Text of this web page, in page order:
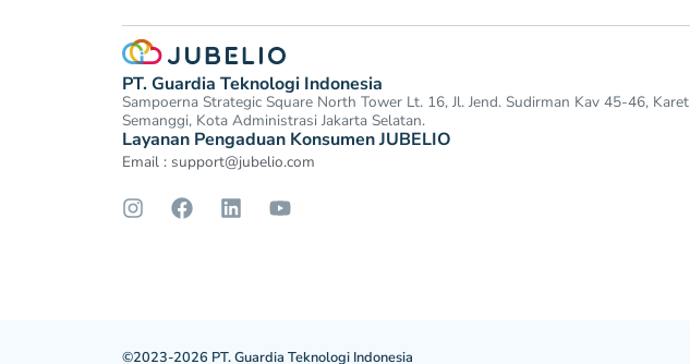
PT. Guardia Teknologi Indonesia
Sampoerna Strategic Square North Tower Lt. 16, Jl. Jend. Sudirman Kav 45-46, Karet
Semanggi, Kota Administrasi Jakarta Selatan.
Layanan Pengaduan Konsumen JUBELIO
Email : support@jubelio.com
©2023-2026 PT. Guardia Teknologi Indonesia